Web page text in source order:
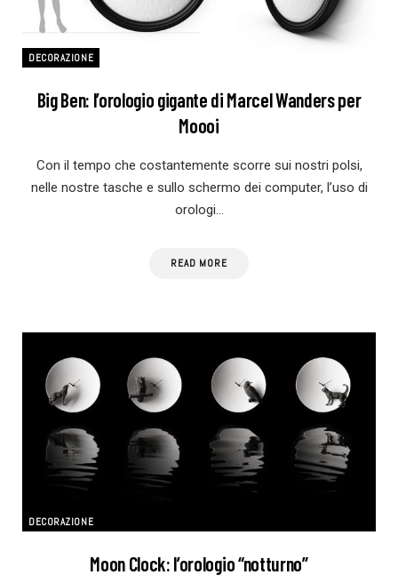
DECORAZIONE
Big Ben: l’orologio gigante di Marcel Wanders per
Moooi
Con il tempo che costantemente scorre sui nostri polsi,
nelle nostre tasche e sullo schermo dei computer, l’uso di
orologi…
READ MORE
DECORAZIONE
Moon Clock: l’orologio “notturno”